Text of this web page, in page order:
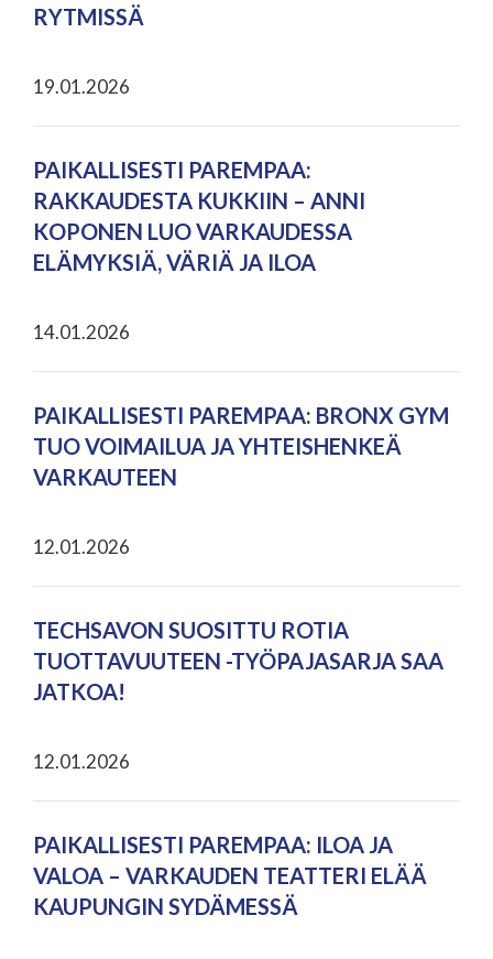
RYTMISSÄ
19.01.2026
PAIKALLISESTI PAREMPAA:
RAKKAUDESTA KUKKIIN – ANNI
KOPONEN LUO VARKAUDESSA
ELÄMYKSIÄ, VÄRIÄ JA ILOA
14.01.2026
PAIKALLISESTI PAREMPAA: BRONX GYM
TUO VOIMAILUA JA YHTEISHENKEÄ
VARKAUTEEN
12.01.2026
TECHSAVON SUOSITTU ROTIA
TUOTTAVUUTEEN -TYÖPAJASARJA SAA
JATKOA!
12.01.2026
PAIKALLISESTI PAREMPAA: ILOA JA
VALOA – VARKAUDEN TEATTERI ELÄÄ
KAUPUNGIN SYDÄMESSÄ